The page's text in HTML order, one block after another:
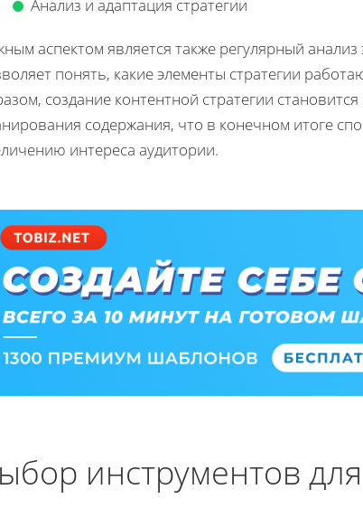
Анализ и адаптация стратегии
аспектом является также регулярный
понять, какие элементы стратегии
создание контентной стратегии
содержания, что в конечном итоге
интереса аудитории.
инструментов